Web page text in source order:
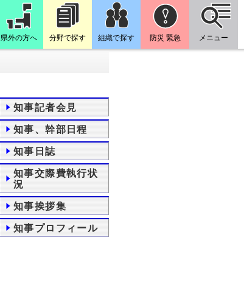
県外の方へ 分野で探す 組織で探す 防災 緊急 メニュー
知事記者会見
知事、幹部日程
知事日誌
知事交際費執行状
況
知事挨拶集
知事プロフィール